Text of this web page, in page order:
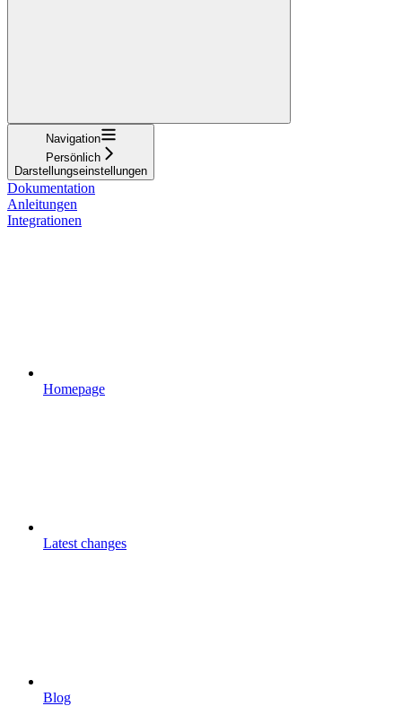
Navigation
Persönlich
Darstellungseinstellungen
Dokumentation
Anleitungen
Integrationen
Homepage
Latest changes
Blog